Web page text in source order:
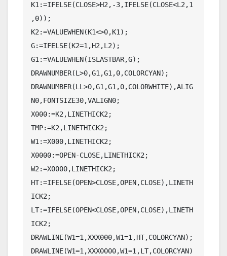
K1:=IFELSE(CLOSE>H2,-3,IFELSE(CLOSE<L2,1
,0));
K2:=VALUEWHEN(K1<>0,K1);
G:=IFELSE(K2=1,H2,L2);
G1:=VALUEWHEN(ISLASTBAR,G);
DRAWNUMBER(L>0,G1,G1,0,COLORCYAN);
DRAWNUMBER(LL>0,G1,G1,0,COLORWHITE),ALIG
N0,FONTSIZE30,VALIGN0;
X000:=K2,LINETHICK2;
TMP:=K2,LINETHICK2;
W1:=X000,LINETHICK2;
X0000:=OPEN-CLOSE,LINETHICK2;
W2:=X0000,LINETHICK2;
HT:=IFELSE(OPEN>CLOSE,OPEN,CLOSE),LINETH
ICK2;
LT:=IFELSE(OPEN<CLOSE,OPEN,CLOSE),LINETH
ICK2;
DRAWLINE(W1=1,XXX000,W1=1,HT,COLORCYAN);
DRAWLINE(W1=1,XXX0000,W1=1,LT,COLORCYAN)